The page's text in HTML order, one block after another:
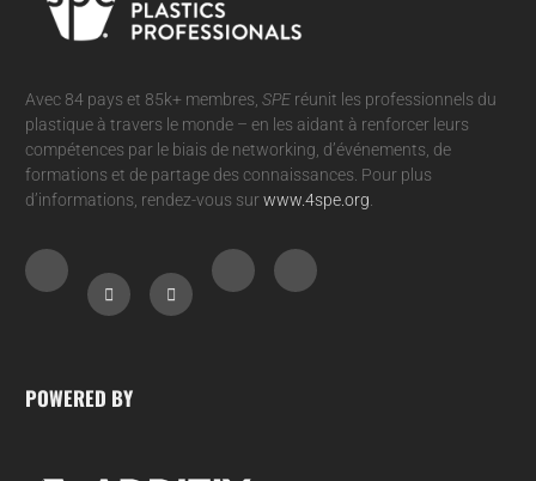
Avec 84 pays et 85k+ membres, SPEréunit les professionnels du
plastique à travers le monde – en les aidant à renforcer leurs
compétences par le biais de networking, d’événements, de
formations et de partage des connaissances. Pour plus
d’informations, rendez-vous surwww.4spe.org.
POWERED BY